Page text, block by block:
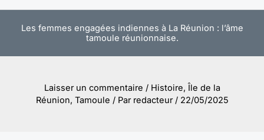
Les femmes engagées indiennes à La Réunion : l’âme
tamoule réunionnaise.
Laisser un commentaire / Histoire, Île de la
Réunion, Tamoule / Par redacteur/ 22/05/2025